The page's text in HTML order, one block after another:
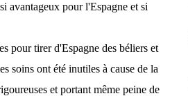
avantageux pour l'Espagne et si
pour tirer d'Espagne des béliers et
soins ont été inutiles à cause de la
et portant même peine de